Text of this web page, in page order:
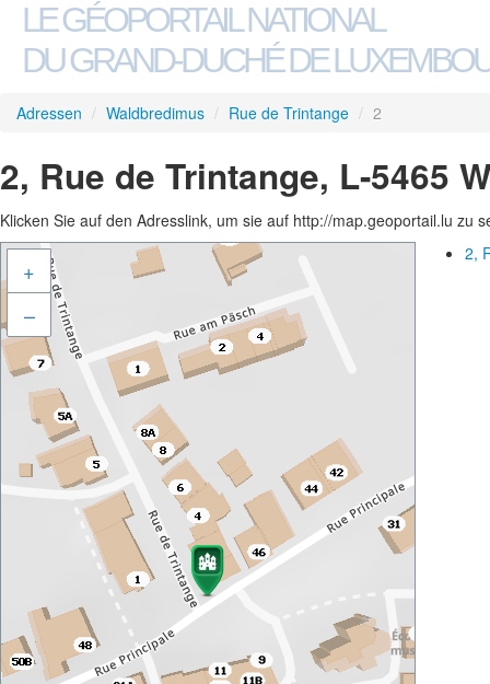
LE GÉOPORTAIL NATIONAL
DU GRAND-DUCHÉ DE
Adressen / Waldbredimus / Rue de Trintange / 2
2, Rue de Trintange, L-5465
Klicken Sie auf den Adresslink, um sie auf http://map.geoportail.lu zu
+
–
2,